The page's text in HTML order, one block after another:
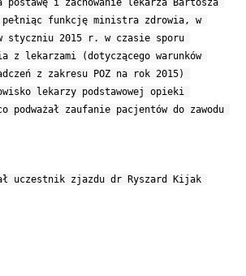
funkcję ministra zdrowia, w
styczniu 2015 r. w czasie sporu
z lekarzami (dotyczącego warunków
z zakresu POZ na rok 2015)
lekarzy podstawowej opieki
podważał zaufanie pacjentów do zawodu
uczestnik zjazdu dr Ryszard Kijak